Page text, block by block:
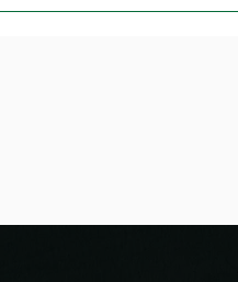
Journée de flag